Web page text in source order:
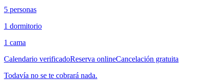
5 personas
1 dormitorio
1 cama
Calendario verificadoReserva onlineCancelación gratuita
Todavía no se te cobrará nada.